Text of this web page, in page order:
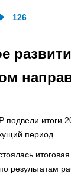
126
итоги
период.
итоговая
результатам